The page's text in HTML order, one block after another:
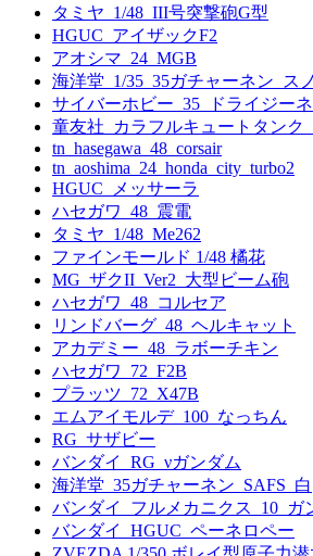
タミヤ_1/48_III号突撃砲G型
HGUC_アイザックF2
アオシマ_24_MGB
海洋堂_1/35_35ガチャーネン_ス
サイバーホビー_35_ドライジーネ
童友社_カラフルキュートタンク
tn_hasegawa_48_corsair
tn_aoshima_24_honda_city_turbo2
HGUC_メッサーラ
ハセガワ_48_震電
タミヤ_1/48_Me262
ファインモールド 1/48 橘花
MG_ザクII_Ver2_大型ビーム砲
ハセガワ_48_コルセア
リンドバーグ_48_ヘルキャット
アカデミー_48_ラボーチキン
ハセガワ_72_F2B
プラッツ_72_X47B
エムアイモルデ_100_なっちん
RG_サザビー
バンダイ_RG_νガンダム
海洋堂_35ガチャーネン_SAFS_白
バンダイ_フルメカニクス_10_ガ
バンダイ_HGUC_ペーネロペー